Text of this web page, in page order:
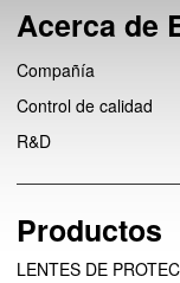
Acerca de
Compañía
Control de calidad
R&D
Productos
LENTES DE